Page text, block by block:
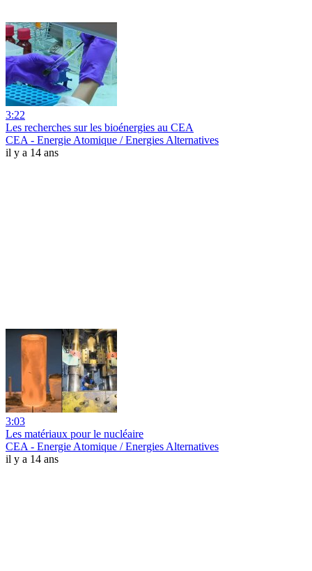
3:22
Les recherches sur les bioénergies au CEA
CEA - Energie Atomique / Energies Alternatives
il y a 14 ans
3:03
Les matériaux pour le nucléaire
CEA - Energie Atomique / Energies Alternatives
il y a 14 ans